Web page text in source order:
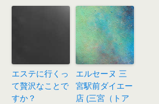
エステに行くっ
て贅沢なことで
すか？
エルセーヌ 三
宮駅前ダイエー
店 (三宮（トア